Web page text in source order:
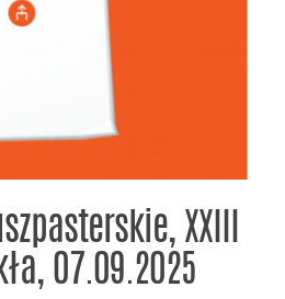
XXIII
07.09.2025